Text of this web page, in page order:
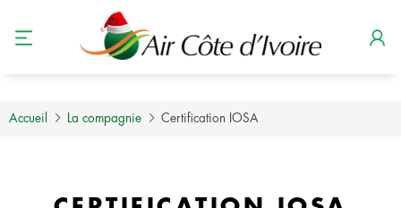
Accueil La compagnie Certification IOSA